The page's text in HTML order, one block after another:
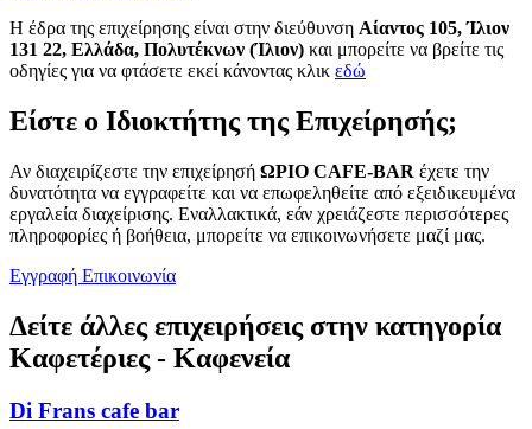
H έδρα της επιχείρησης είναι στην διεύθυνση Αίαντος 105, Ίλιον
131 22, Ελλάδα, Πολυτέκνων (Ίλιον) και μπορείτε να βρείτε τις
οδηγίες για να φτάσετε εκεί κάνοντας κλικ εδώ
Είστε ο Ιδιοκτήτης της Επιχείρησής;
Αν διαχειρίζεστε την επιχείρησή ΩΡΙΟ CAFE-BAR έχετε την
δυνατότητα να εγγραφείτε και να επωφεληθείτε από εξειδικευμένα
εργαλεία διαχείρισης. Εναλλακτικά, εάν χρειάζεστε περισσότερες
πληροφορίες ή βοήθεια, μπορείτε να επικοινωνήσετε μαζί μας.
Εγγραφή Επικοινωνία
Δείτε άλλες επιχειρήσεις στην κατηγορία
Καφετέριες - Καφενεία
Di Frans cafe bar